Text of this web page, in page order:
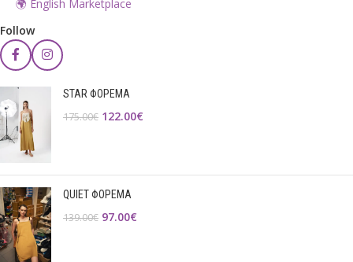
🌍 English Marketplace
Follow
STAR ΦΟΡΕΜΑ
175.00€ 122.00€
QUIET ΦΟΡΕΜΑ
139.00€ 97.00€